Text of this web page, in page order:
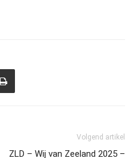
Volgend artikel
ZLD – Wij van Zeeland 2025 –